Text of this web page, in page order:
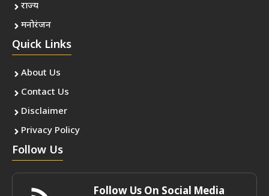
राज्य
मनोरंजन
Quick Links
About Us
Contact Us
Disclaimer
Privacy Policy
Follow Us
Follow Us On Social Media